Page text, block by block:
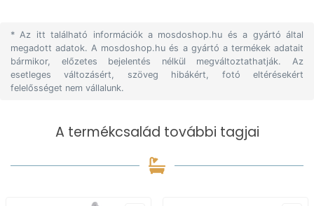
* Az itt található információk a mosdoshop.hu és a gyártó által
megadott adatok. A mosdoshop.hu és a gyártó a termékek adatait
bármikor, előzetes bejelentés nélkül megváltoztathatják. Az
esetleges változásért, szöveg hibákért, fotó eltérésekért
felelősséget nem vállalunk.
A termékcsalád további tagjai